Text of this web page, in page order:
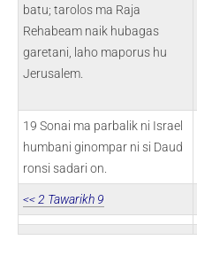
batu; tarolos ma Raja
Rehabeam naik hubagas
garetani, laho maporus hu
Jerusalem.
19 Sonai ma parbalik ni Israel
humbani ginompar ni si Daud
ronsi sadari on.
<< 2 Tawarikh 9